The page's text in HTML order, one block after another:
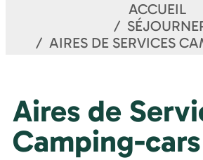
ACCUEIL
AIRES DE SERVICES
Aires de
Camping-cars